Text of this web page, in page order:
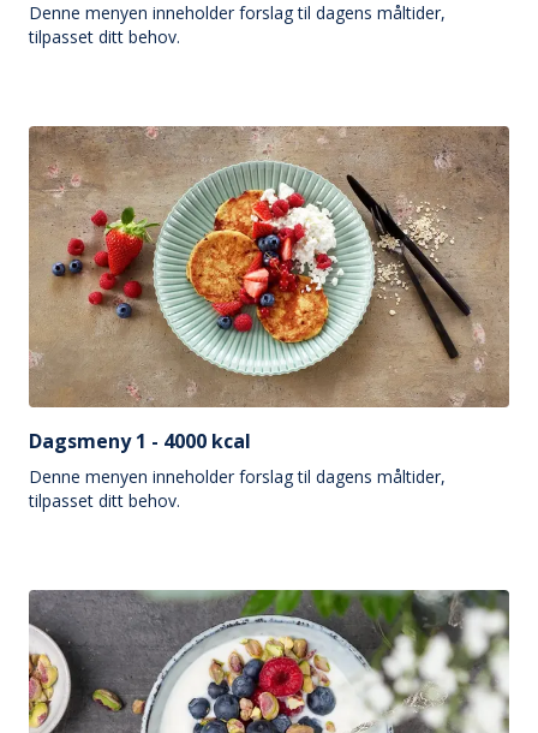
Denne menyen inneholder forslag til dagens måltider,
tilpasset ditt behov.
Dagsmeny 1 - 4000 kcal
Denne menyen inneholder forslag til dagens måltider,
tilpasset ditt behov.